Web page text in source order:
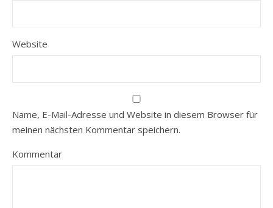
Website
Name, E-Mail-Adresse und Website in diesem Browser für
meinen nächsten Kommentar speichern.
Kommentar